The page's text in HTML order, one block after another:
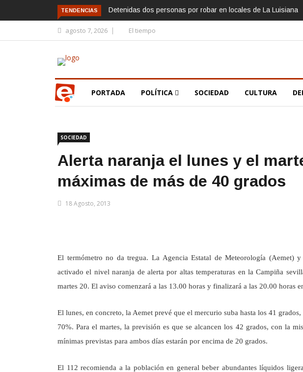
TENDENCIAS Detenidas dos personas por robar en locales de La Luisiana
agosto 7, 2026 El tiempo
PORTADA POLÍTICA SOCIEDAD CULTURA
SOCIEDAD
Alerta naranja el lunes y el
máximas de más de 40 grados
18 Agosto, 2013
El termómetro no da tregua. La Agencia Estatal de Meteorología (Aemet)
activado el nivel naranja de alerta por altas temperaturas en la Campiña
martes 20. El aviso comenzará a las 13.00 horas y finalizará a las 20.00 horas
El lunes, en concreto, la Aemet prevé que el mercurio suba hasta los 41
70%. Para el martes, la previsión es que se alcancen los 42 grados, con la
mínimas previstas para ambos días estarán por encima de 20 grados.
El 112 recomienda a la población en general beber abundantes líquidos